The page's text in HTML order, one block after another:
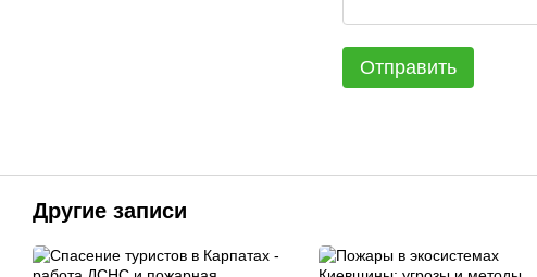
Отправить
Другие записи